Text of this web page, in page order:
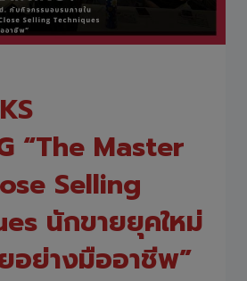
“The Master
Selling
นักขายยุคใหม่
อย่างมืออาชีพ”